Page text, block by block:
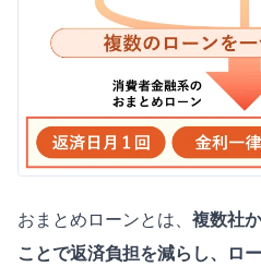
おまとめローンとは、 複数社
ことで返済負担を減らし、ロ